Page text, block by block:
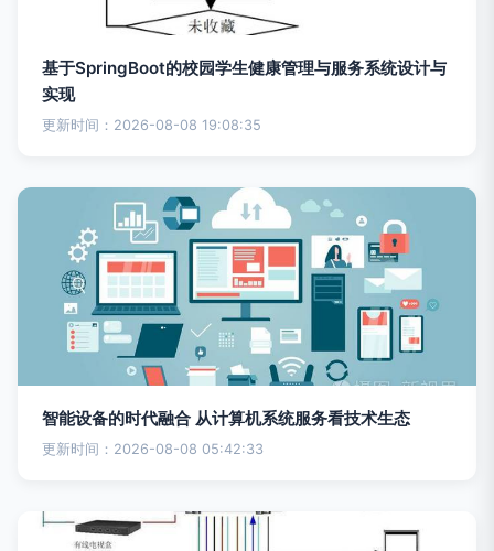
基于SpringBoot的校园学生健康管理与服务系统设计与
实现
更新时间：2026-08-08 19:08:35
智能设备的时代融合 从计算机系统服务看技术生态
更新时间：2026-08-08 05:42:33